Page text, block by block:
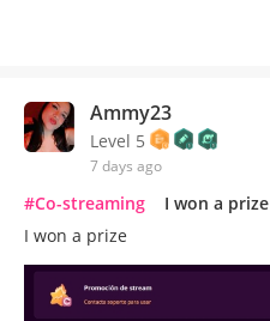
Ammy23
Level 5
7 days ago
#Co-streaming
I won a prize
I won a prize